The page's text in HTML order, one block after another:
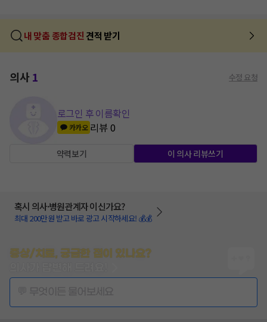
내 맞춤 종합검진 견적 받기
의사1 수정 요청
로그인 후 이름확인
카카오 리뷰0
약력보기 이 의사 리뷰쓰기
혹시 의사·병원관계자 이신가요?
최대 200만원 받고 바로 광고 시작하세요! 💰💰
증상/치료, 궁금한 점이 있나요?